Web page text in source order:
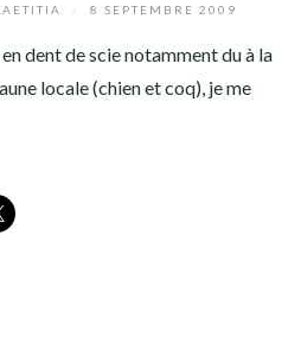
8 SEPTEMBRE 2009
dent de scie notamment du à la
locale (chien et coq), je me